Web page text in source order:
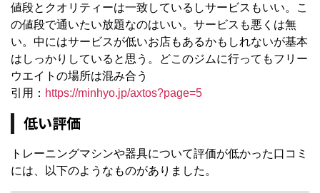
値段とクオリティーは一致しているしサービスもいい。こ
の値段で通いたい放題なのはいい。サービスも悪くは無
い。中にはサービスが低いお店もあるかもしれないが基本
はしっかりしていると思う。どこのジムに行ってもフリー
ウエイトの場所は混み合う
引用： https://minhyo.jp/axtos?page=5
低い評価
トレーニングマシンや器具について評価が低かった口コミ
には、以下のようなものがありました。